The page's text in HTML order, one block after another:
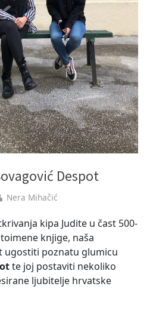
Despot
By
Nera Mihačić
kipa Judite u čast 500-
knjige, naša
ugostiti poznatu glumicu
te joj postaviti nekoliko
ljubitelje hrvatske